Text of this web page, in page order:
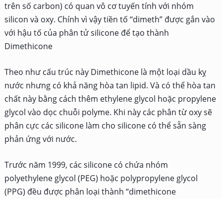
trên số carbon) có quan vô cơ tuyến tính với nhóm
silicon và oxy. Chính vì vậy tiền tố ‘‘dimeth” được gắn vào
với hậu tố của phân tử silicone để tạo thành
Dimethicone
Theo như cấu trúc này Dimethicone là một loại dầu kỵ
nước nhưng có khả năng hòa tan lipid. Và có thể hòa tan
chất này bằng cách thêm ethylene glycol hoặc propylene
glycol vào dọc chuỗi polyme. Khi này các phân từ oxy sẽ
phân cực các silicone làm cho silicone có thể sẵn sàng
phản ứng với nước.
Trước năm 1999, các silicone có chứa nhóm
polyethylene glycol (PEG) hoặc polypropylene glycol
(PPG) đều được phân loại thành “dimethicone